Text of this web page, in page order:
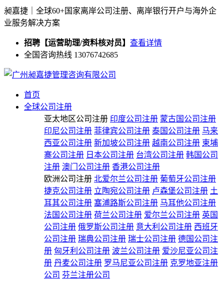
昶嘉捷｜全球60+国家离岸公司注册、离岸银行开户与海外企
业服务解决方案
招聘【运营助理/资料核对员】 查看详情
全国咨询热线 13076742685
首页
全球公司注册
亚太地区公司注册 印度公司注册 蒙古国公司注册
印尼公司注册 菲律宾公司注册 泰国公司注册 马来
西亚公司注册 新加坡公司注册 越南公司注册 柬埔
寨公司注册 日本公司注册 台湾公司注册 韩国公司
注册 澳门公司注册 香港公司注册
欧洲公司注册 北爱尔兰公司注册 葡萄牙公司注册
捷克公司注册 立陶宛公司注册 卢森堡公司注册 土
耳其公司注册 塞浦路斯公司注册 马耳他公司注册
法国公司注册 荷兰公司注册 爱尔兰公司注册 英国
公司注册 俄罗斯公司注册 意大利公司注册 西班牙
公司注册 瑞典公司注册 瑞士公司注册 德国公司注
册 匈牙利公司注册 波兰公司注册 爱沙尼亚公司注
册 丹麦公司注册 罗马尼亚公司注册 克罗地亚注册
公司 芬兰注册公司